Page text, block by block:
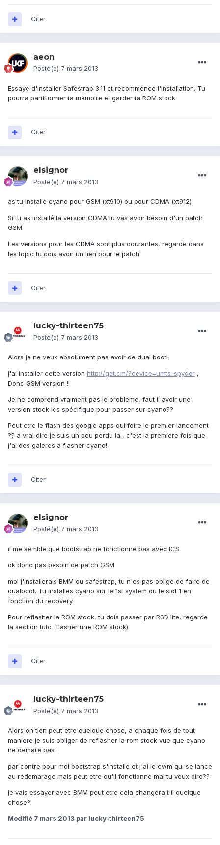
Citer
aeon
Posté(e) 7 mars 2013
Essaye d'installer Safestrap 3.11 et recommence l'installation. Tu
pourra partitionner ta mémoire et garder ta ROM stock.
Citer
elsignor
Posté(e) 7 mars 2013
as tu installé cyano pour GSM (xt910) ou pour CDMA (xt912)
Si tu as installé la version CDMA tu vas avoir besoin d'un patch
GSM.
Les versions pour les CDMA sont plus courantes, regarde dans
les topic tu dois avoir un lien pour le patch
Citer
lucky-thirteen75
Posté(e) 7 mars 2013
Alors je ne veux absolument pas avoir de dual boot!
j'ai installer cette version http://get.cm/?device=umts_spyder ,
Donc GSM version !!
Je ne comprend vraiment pas le probleme, faut il avoir une
version stock ics spécifique pour passer sur cyano??
Peut etre le flash des google apps qui foire le premier lancement
?? a vrai dire je suis un peu perdu la , c'est la premiere fois que
j'ai des galeres a flasher cyano!
Citer
elsignor
Posté(e) 7 mars 2013
il me semble que bootstrap ne fonctionne pas avec ICS.
ok donc pas besoin de patch GSM
moi j'installerais BMM ou safestrap, tu n'es pas obligé de faire de
dualboot. Tu installes cyano sur le 1st system ou le slot 1 en
fonction du recovery.
Pour reflasher la ROM stock, tu dois passer par RSD lite, regarde
la section tuto (flasher une ROM stock)
Citer
lucky-thirteen75
Posté(e) 7 mars 2013
Alors on tien peut etre quelque chose, a chaque fois de tout
maniere je suis obliger de reflasher la rom stock vue que cyano
ne demare pas!
par contre pour moi bootstrap s'installe et j'ai le cwm qui se lance
au redemarage mais peut etre qu'il fonctionne mal tu veux dire??
je vais essayer avec BMM peut etre cela changera t'il quelque
chose?!
Modifié 7 mars 2013 par lucky-thirteen75